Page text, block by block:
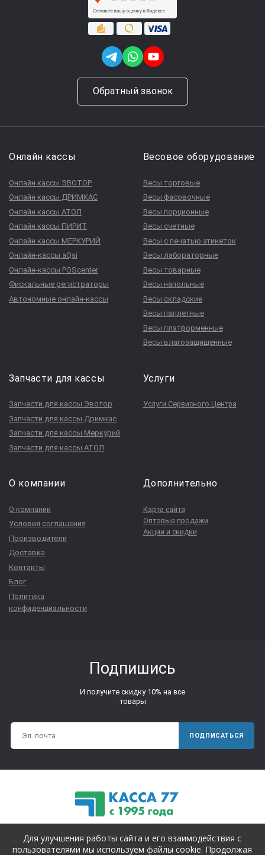
Обратный звонок
Онлайн кассы
Онлайн кассы ЭВОТОР
Онлайн кассы ДРИМКАС
Онлайн кассы АТОЛ
Онлайн кассы ПИРИТ
Онлайн кассы МЕРКУРИЙ
Онлайн-кассы aQsi
Онлайн-кассы POScenter
Фискальные регистраторы
Автономные онлайн-кассы
Весовое оборудование
Весы торговые
Весы фасовочные
Весы порционные
Весы счетные
Весы с печатью этикеток
Весы лабораторные
Весы товарные
Весы напольные
Весы складские
Весы паллетные
Весы платформенные
Весы влагозащищенные
Запчасти для кассы
Запчасти для кассы Эвотор
Запчасти для кассы Дримкас
Запчасти для кассы Меркурий
Запчасти для кассы АТОЛ
Услуги
Услуги Сервисного Центра
О компании
О компании
Условия соглашения
Производители
Доставка
Контакты
Блог
Политика
конфиденциальности
Дополнительно
Карта сайта
Оптовые продажи
Акции и скидки
Подпишись
И получите скидку 10% на все
товары
ПОДПИСАТЬСЯ
© Copyright 1995-2025. Все права защищены.
Для улучшения работы сайта и его взаимодействия с
пользователями мы используем файлы cookie. Продолжая